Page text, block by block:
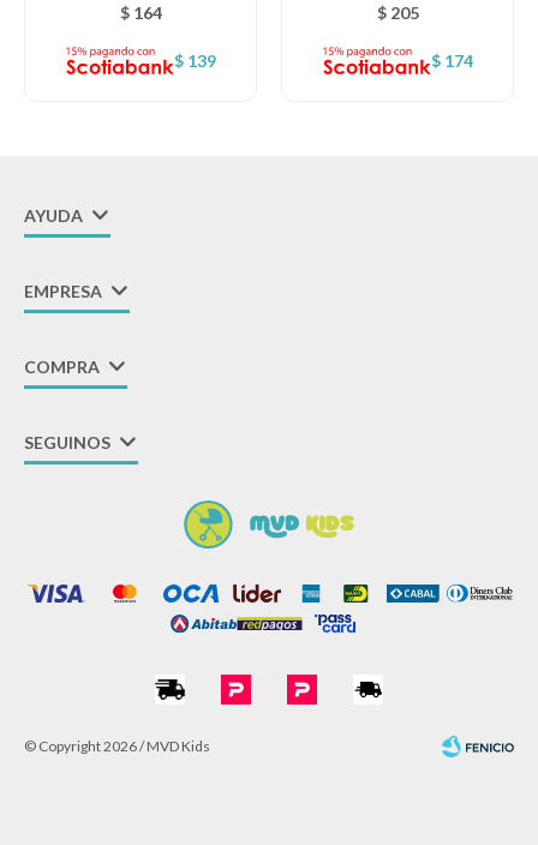
$ 164
$ 139
$ 205
$ 174
AYUDA
EMPRESA
COMPRA
SEGUINOS
© Copyright 2026 / MVD Kids